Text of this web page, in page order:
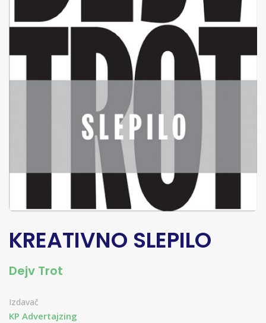
KREATIVNO SLEPILO
Dejv Trot
Izdavač
KP Advertajzing